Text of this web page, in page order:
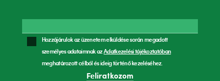
Hozzájárulok az üzenetem elküldése során megadott
személyes adataimnak azAdatkezelési tájékoztatóban
meghatározott célból és ideig történő kezeléséhez.
Feliratkozom